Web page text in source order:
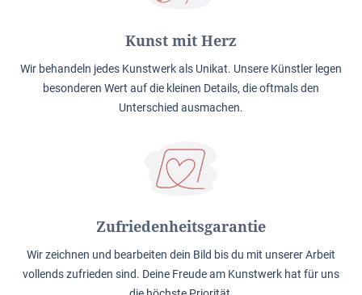
Kunst mit Herz
Wir behandeln jedes Kunstwerk als Unikat. Unsere Künstler legen
besonderen Wert auf die kleinen Details, die oftmals den
Unterschied ausmachen.
Zufriedenheitsgarantie
Wir zeichnen und bearbeiten dein Bild bis du mit unserer Arbeit
vollends zufrieden sind. Deine Freude am Kunstwerk hat für uns